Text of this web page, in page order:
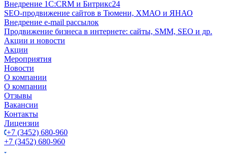
Внедрение 1C:CRM и Битрикс24
SEO-продвижение сайтов в Тюмени, ХМАО и ЯНАО
Внедрение e-mail рассылок
Продвижение бизнеса в интернете: сайты, SMM, SEO и др.
Акции и новости
Акции
Мероприятия
Новости
О компании
О компании
Отзывы
Вакансии
Контакты
Лицензии
+7 (3452) 680-960
+7 (3452) 680-960